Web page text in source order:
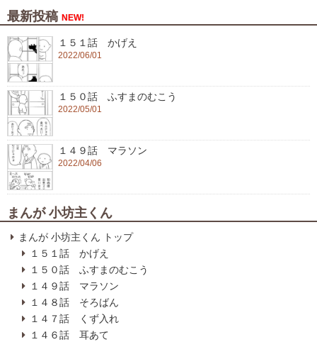
最新投稿 NEW!
１５１話 かげえ
2022/06/01
１５０話 ふすまのむこう
2022/05/01
１４９話 マラソン
2022/04/06
まんが 小坊主くん
まんが 小坊主くん トップ
１５１話 かげえ
１５０話 ふすまのむこう
１４９話 マラソン
１４８話 そろばん
１４７話 くず入れ
１４６話 耳あて